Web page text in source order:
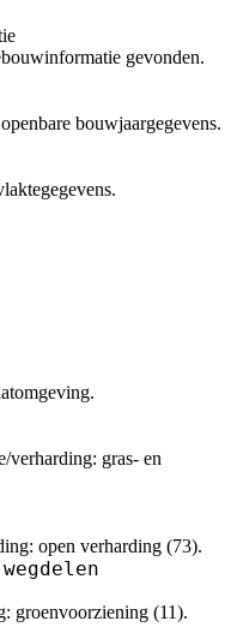
gevonden.
bouwjaargegevens.
verharding: gras- en
open verharding (73).
groenvoorziening (11).